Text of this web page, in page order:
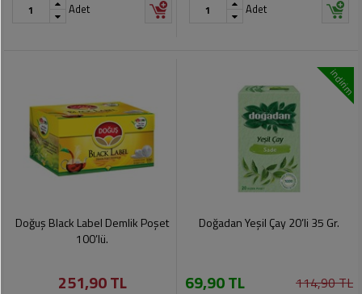
Adet Adet
Doğuş Black Label Demlik Poşet
100’lü.
251,90 TL
indirim
Doğadan Yeşil Çay 20’li 35 Gr.
69,90 TL 114,90 TL